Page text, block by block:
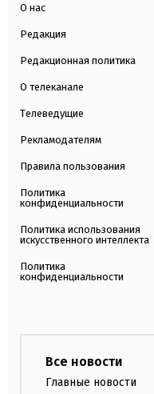
О нас
Редакция
Редакционная политика
О телеканале
Телеведущие
Рекламодателям
Правила пользования
Политика
конфиденциальности
Политика использования
искусственного интеллекта
Политика
конфиденциальности
Все новости
Главные новости